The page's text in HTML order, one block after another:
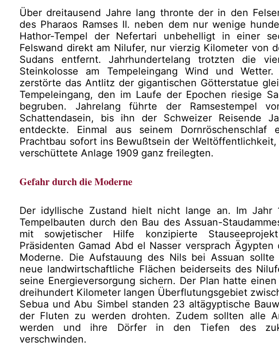
Über dreitausend Jahre lang thronte der in den
des Pharaos Ramses II. neben dem nur wenige
Hathor-Tempel der Nefertari unbehelligt in einer
Felswand direkt am Nil­ufer, nur vierzig Kilometer von
Sudans entfernt. Jahrhundertelang trotzten die
Steinkolosse am Tempeleingang Wind und
zerstörte das Antlitz der gigantischen Götterstatue
Tempeleingang, den im Laufe der Epochen riesige
begruben. Jahrelang führte der Ramsestempel
Schattendasein, bis ihn der Schweizer Reisende
entdeckte. Einmal aus seinem Dornröschenschlaf
Prachtbau sofort ins Bewußtsein der
verschüttete Anlage 1909 ganz freilegten.
Gefahr durch die Moderne
Der idyllische Zustand hielt nicht lange an. Im Jahr
Tempelbauten durch den Bau des Assuan-
mit sowjetischer Hilfe konzipierte
Präsidenten Gamad Abd el Nasser versprach
Moderne. Die Aufstauung des Nils bei Assuan sollte
neue landwirtschaftliche Flächen beiderseits des
seine Energieversorgung sichern. Der Plan hatte
dreihundert Kilometer langen Überflutungsgebiet
Sebua und Abu Simbel standen 23 altägyptische
der Fluten zu werden drohten. Zudem sollten alle
werden und ihre Dörfer in den Tiefen des
verschwinden.